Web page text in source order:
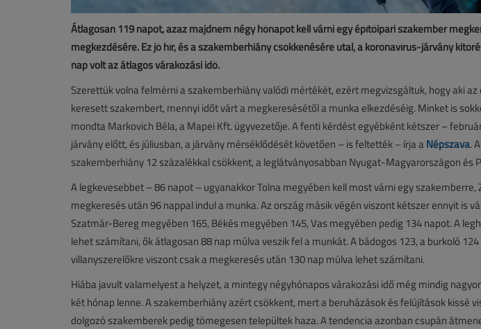
Átlagosan 119 napot, azaz majdnem négy hónapot kell várni egy építőipari szakember
megkezdésére. Ez jó hír, és a szakemberhiány csökkenésére utal, a koronavírus-járvány
nap volt az átlagos várakozási idő.
Szerettük volna felmérni a szakemberhiány valódi mértékét, ezért megvizsgáltuk, hogy aki az
keresett szakembert, mennyi időt várt a megkeresésétől a munka elkezdéséig. Minket is
mondta Markovich Béla, a Mapei Kft. ügyvezetője. A fenti kérdést egyébként kétszer –
járvány előtt, és júliusban, a járvány mérséklődését követően – is feltették – írja a Népszava.
szakemberhiány 12 százalékkal csökkent, a leglátványosabban Nyugat-Magyarországon és
A legkevesebbet – 86 napot – ugyanakkor Tolna megyében kell most várni egy szakemberre,
megkeresés után 96 nappal indul a munka. Az ország másik végén viszont kétszer ennyit is
Szatmár-Bereg megyében 165, Békés megyében 145, Vas megyében pedig 134 napot. A
lehet számítani, ők átlagosan 88 nap múlva veszik fel a munkát. A bádogos 123, a burkoló
villanyszerelőkre viszont csak a megkeresés után 130 nap múlva lehet számítani.
Hiába javult valamelyest a helyzet, a mintegy négyhónapos várakozási idő még mindig
két hónap lenne. A szakemberhiány azért csökkent, mert a beruházások és felújítások kissé
dolgozó szakemberek pedig tömegesen települtek haza. A tendencia azonban csupán